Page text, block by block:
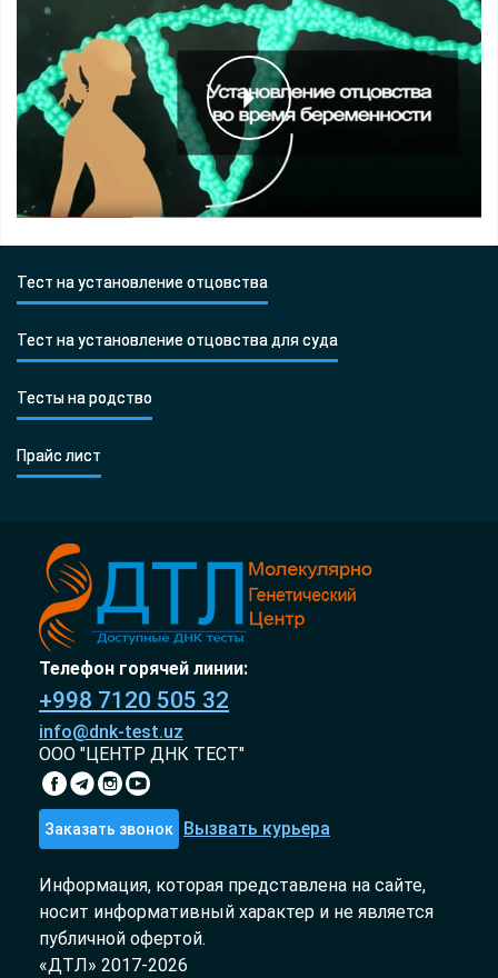
Тест на установление отцовства
Тест на установление отцовства для суда
Тесты на родство
Прайс лист
Телефон горячей линии:
+998 7120 505 32
info@dnk-test.uz
ООО "ЦЕНТР ДНК ТЕСТ"
Заказать звонок Вызвать курьера
Информация, которая представлена на сайте,
носит информативный характер и не является
публичной офертой.
«ДТЛ» 2017-2026